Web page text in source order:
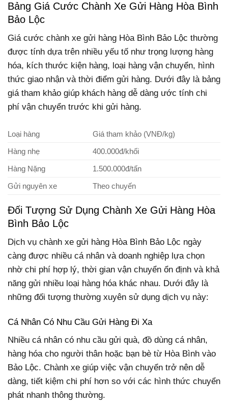
Bảng Giá Cước Chành Xe Gửi Hàng Hòa Bình
Bảo Lộc
Giá cước chành xe gửi hàng Hòa Bình Bảo Lộc thường
được tính dựa trên nhiều yếu tố như trọng lượng hàng
hóa, kích thước kiện hàng, loại hàng vận chuyển, hình
thức giao nhận và thời điểm gửi hàng. Dưới đây là bảng
giá tham khảo giúp khách hàng dễ dàng ước tính chi
phí vận chuyển trước khi gửi hàng.
Loại hàng
Giá tham khảo (VNĐ/kg)
Hàng nhẹ
400.000đ/khối
Hàng Nặng
1.500.000đ/tấn
Gửi nguyên xe
Theo chuyến
Đối Tượng Sử Dụng Chành Xe Gửi Hàng Hòa
Bình Bảo Lộc
Dịch vụ chành xe gửi hàng Hòa Bình Bảo Lộc ngày
càng được nhiều cá nhân và doanh nghiệp lựa chọn
nhờ chi phí hợp lý, thời gian vận chuyển ổn định và khả
năng gửi nhiều loại hàng hóa khác nhau. Dưới đây là
những đối tượng thường xuyên sử dụng dịch vụ này:
Cá Nhân Có Nhu Cầu Gửi Hàng Đi Xa
Nhiều cá nhân có nhu cầu gửi quà, đồ dùng cá nhân,
hàng hóa cho người thân hoặc bạn bè từ Hòa Bình vào
Bảo Lộc. Chành xe giúp việc vận chuyển trở nên dễ
dàng, tiết kiệm chi phí hơn so với các hình thức chuyển
phát nhanh thông thường.